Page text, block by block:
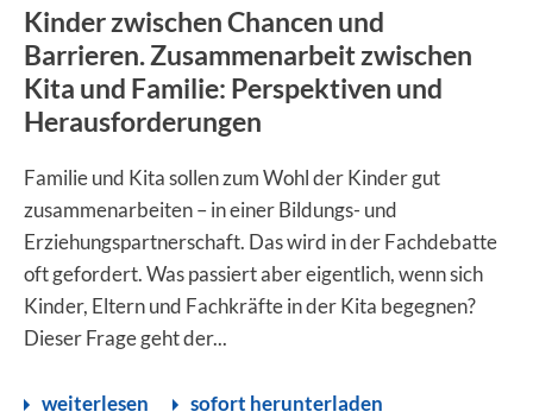
Kinder zwischen Chancen und
Barrieren. Zusammenarbeit zwischen
Kita und Familie: Perspektiven und
Herausforderungen
Familie und Kita sollen zum Wohl der Kinder gut
zusammenarbeiten – in einer Bildungs- und
Erziehungspartnerschaft. Das wird in der Fachdebatte
oft gefordert. Was passiert aber eigentlich, wenn sich
Kinder, Eltern und Fachkräfte in der Kita begegnen?
Dieser Frage geht der...
weiterlesen sofort herunterladen